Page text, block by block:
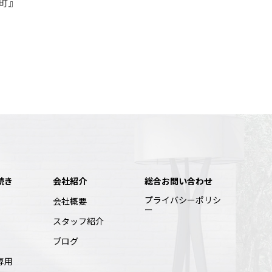
き
用
会社紹介
会社概要
スタッフ紹介
ブログ
総合お問い合わせ
プライバシーポリシ
ー